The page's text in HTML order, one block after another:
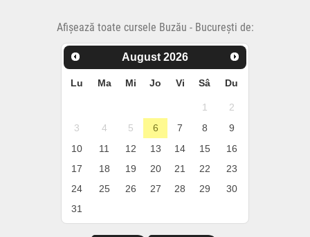
Afișează toate cursele Buzău - București de:
August 2026
Lu Ma Mi Jo Vi Sâ Du
1
2
3
4 5 6 7 8
9
10
11 12 13 14 15
16
17
18 19 20 21 22
23
24
25 26 27 28 29
30
31